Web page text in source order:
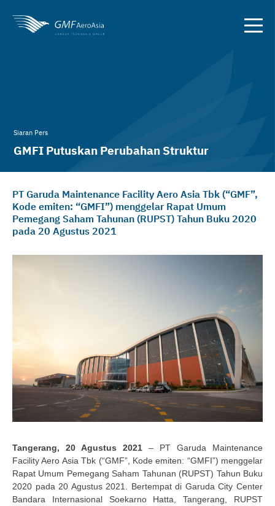
Siaran Pers
GMFI Putuskan Perubahan Struktur
PT Garuda Maintenance Facility Aero Asia Tbk (“GMF”,
Kode emiten: “GMFI”) menggelar Rapat Umum
Pemegang Saham Tahunan (RUPST) Tahun Buku 2020
pada 20 Agustus 2021
Tangerang, 20 Agustus 2021 – PT Garuda Maintenance
Facility Aero Asia Tbk (“GMF”, Kode emiten: “GMFI”) menggelar
Rapat Umum Pemegang Saham Tahunan (RUPST) Tahun Buku
2020 pada 20 Agustus 2021. Bertempat di Garuda City Center
Bandara Internasional Soekarno Hatta, Tangerang, RUPST